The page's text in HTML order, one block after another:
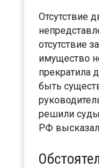
Отсутствие
отсутствие
имущество
прекратила
быть
решили
РФ